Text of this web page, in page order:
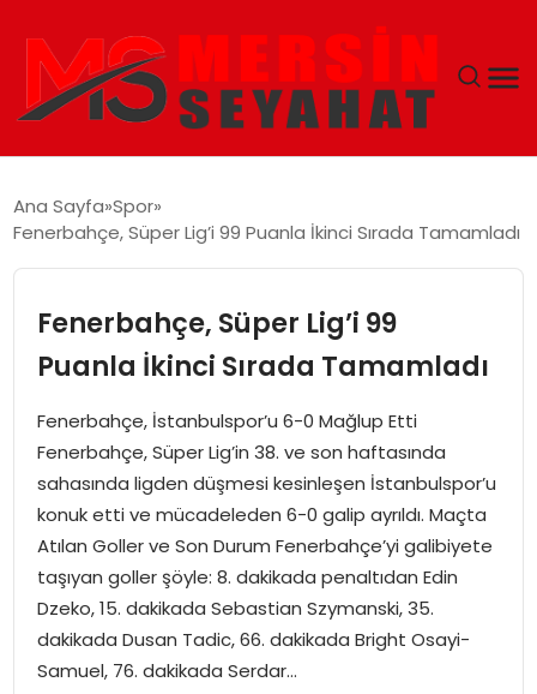
EKONOMI
EĞITIM
TEKNOLOJI
GÜNCEL
Ana Sayfa Spor
Fenerbahçe, Süper Lig’i 99 Puanla İkinci Sırada Tamamladı
Fenerbahçe, Süper Lig’i 99
Puanla İkinci Sırada Tamamladı
Fenerbahçe, İstanbulspor’u 6-0 Mağlup Etti
Fenerbahçe, Süper Lig’in 38. ve son haftasında
sahasında ligden düşmesi kesinleşen İstanbulspor’u
konuk etti ve mücadeleden 6-0 galip ayrıldı. Maçta
Atılan Goller ve Son Durum Fenerbahçe’yi galibiyete
taşıyan goller şöyle: 8. dakikada penaltıdan Edin
Dzeko, 15. dakikada Sebastian Szymanski, 35.
dakikada Dusan Tadic, 66. dakikada Bright Osayi-
Samuel, 76. dakikada Serdar…